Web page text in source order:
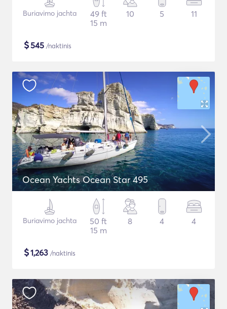
Buriavimo jachta
49 ft
15 m
10 5 11
$545 /naktinis
Ocean Yachts Ocean Star 495
Buriavimo jachta
50 ft
15 m
8 4 4
$1,263 /naktinis